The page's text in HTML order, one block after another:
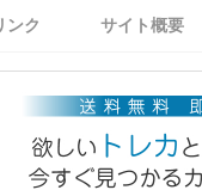
ンク サイト概要